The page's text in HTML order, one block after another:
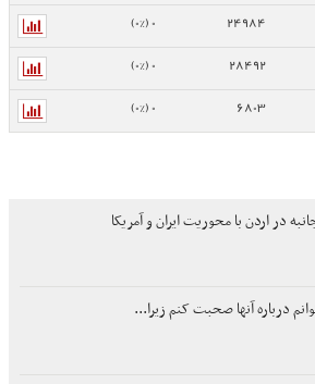
24984
0 (0%)
28492
0 (0%)
6803
0 (0%)
درباره آنها صحبت کنم زیرا...